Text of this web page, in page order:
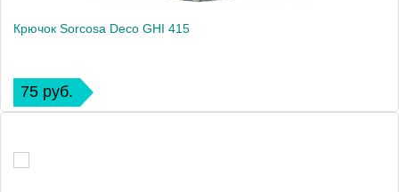
Крючок Sorcosa Deco GHI 415
75 руб.